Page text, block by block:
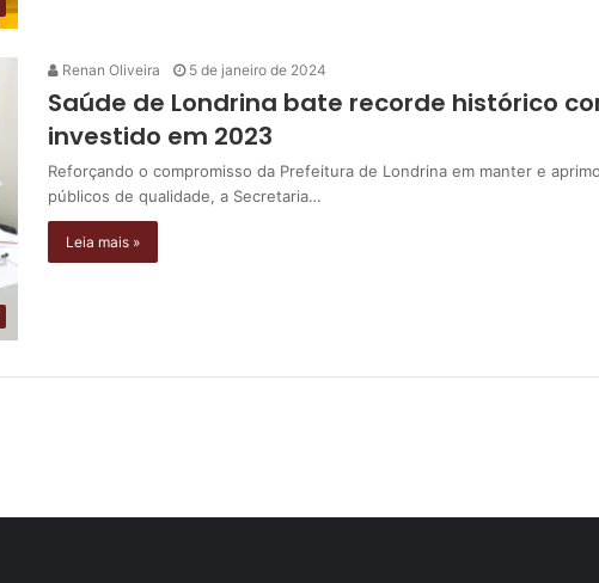
Renan Oliveira 5 de janeiro de 2024
Saúde de Londrina bate recorde histórico
investido em 2023
Reforçando o compromisso da Prefeitura de Londrina em manter e
públicos de qualidade, a Secretaria…
Leia mais »